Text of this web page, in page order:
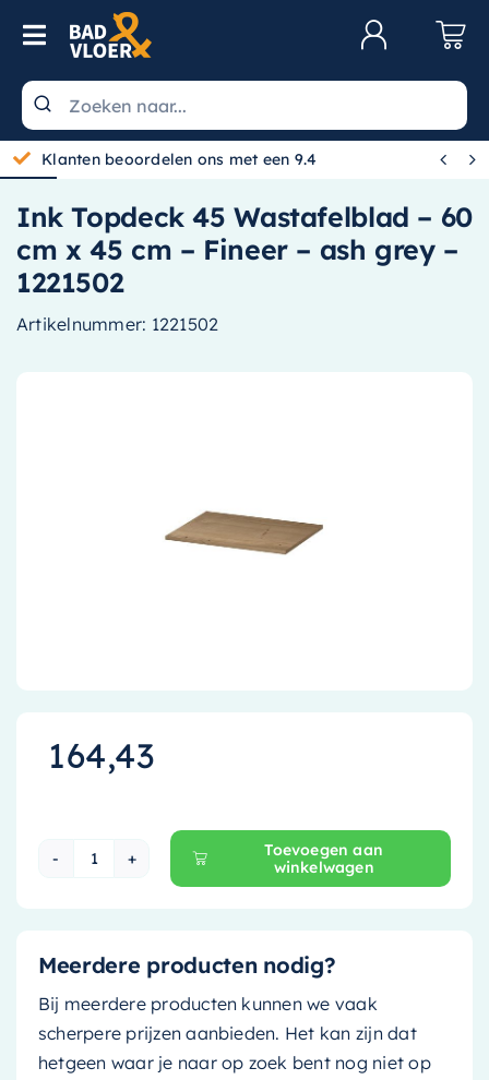
Skip to content
Toggle Navigation
Wastafels
Spiegels
Kranen
Douche
Installatiemateriaal
Klanten beoordelen ons met een 9.4  
Ink Topdeck 45 Wastafelblad – 60
cm x 45 cm – Fineer – ash grey –
1221502
Artikelnummer: 1221502
164,43
Ink Topdeck 45 Wastafelblad - 60 cm x 45 cm
Toevoegen aan
winkelwagen
Meerdere producten nodig?
Bij meerdere producten kunnen we vaak
scherpere prijzen aanbieden. Het kan zijn dat
hetgeen waar je naar op zoek bent nog niet op